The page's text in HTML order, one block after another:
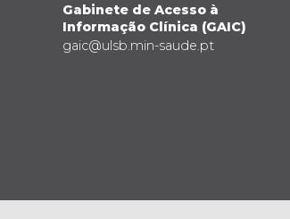
Gabinete de Acesso à
Informação Clínica (GAIC)
gaic@ulsb.min-saude.pt